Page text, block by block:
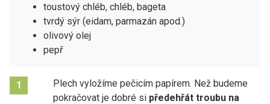
toustový chléb, chléb, bageta
tvrdý sýr (eidam, parmazán apod.)
olivový olej
pepř
1
Plech vyložíme pečicím papírem. Než budeme
pokračovat je dobré si předehřát troubu na